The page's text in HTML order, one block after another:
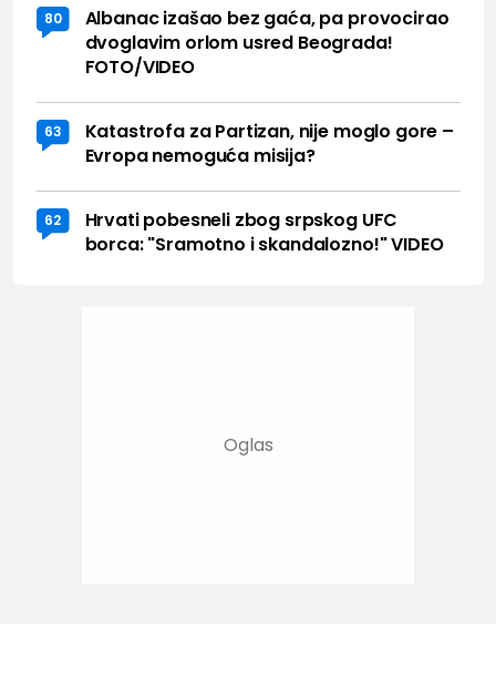
80
Albanac izašao bez gaća, pa provocirao
dvoglavim orlom usred Beograda!
FOTO/VIDEO
63
Katastrofa za Partizan, nije moglo gore –
Evropa nemoguća misija?
62
Hrvati pobesneli zbog srpskog UFC
borca: "Sramotno i skandalozno!" VIDEO